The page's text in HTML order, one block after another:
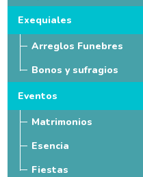
Exequiales
Arreglos Funebres
Bonos y sufragios
Eventos
Matrimonios
Esencia
Fiestas